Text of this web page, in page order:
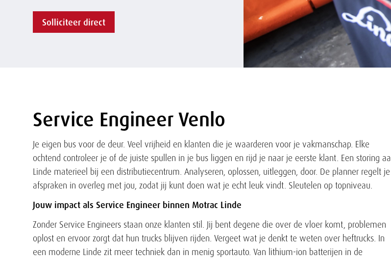
Solliciteer direct
Tekst
Service Engineer Venlo
Je eigen bus voor de deur. Veel vrijheid en klanten die je waarderen voor je vakmanschap. Elke
ochtend controleer je of de juiste spullen in je bus liggen en rijd je naar je eerste klant. Een storing
Linde materieel bij een distributiecentrum. Analyseren, oplossen, uitleggen, door. De planner regelt je
afspraken in overleg met jou, zodat jij kunt doen wat je echt leuk vindt. Sleutelen op topniveau.
Jouw impact als Service Engineer binnen Motrac Linde
Zonder Service Engineers staan onze klanten stil. Jij bent degene die over de vloer komt, problemen
oplost en ervoor zorgt dat hun trucks blijven rijden. Vergeet wat je denkt te weten over heftrucks. In
een moderne Linde zit meer techniek dan in menig sportauto. Van lithium-ion batterijen in de